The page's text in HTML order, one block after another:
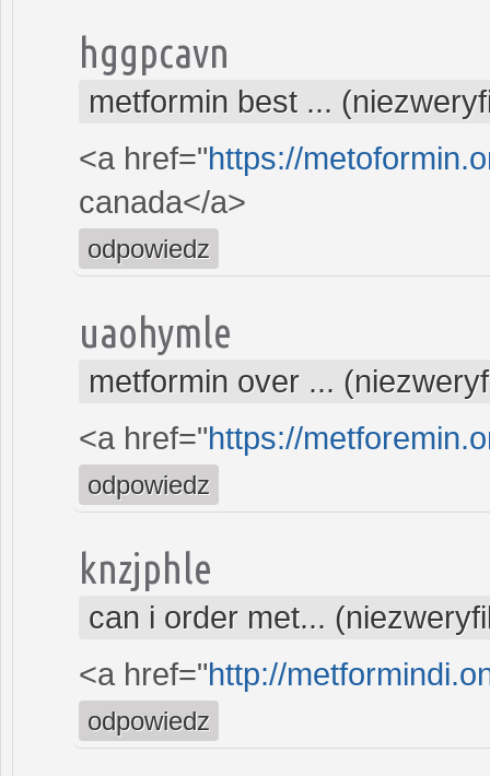
hggpcavn
metformin best ...
<a href="https://
canada</a>
odpowiedz
uaohymle
metformin over ...
<a href="https://
odpowiedz
knzjphle
can i order met...
<a href="http://
odpowiedz